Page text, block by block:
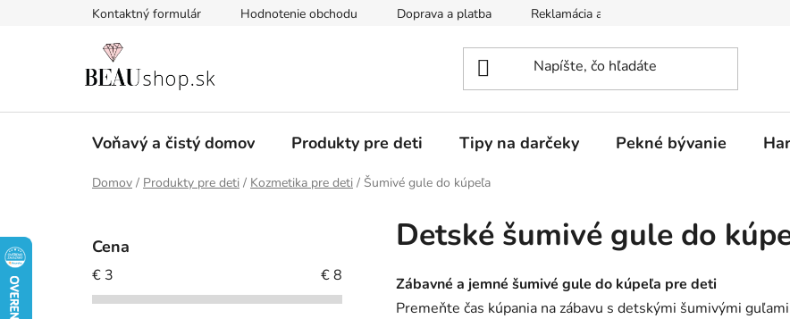
Kontaktný formulár Hodnotenie obchodu Doprava a platba Reklamácia a vrátenie tovaru
Voňavý a čistý domov Produkty pre deti Tipy na darčeky Pekné bývanie
Domov / Produkty pre deti / Kozmetika pre deti / Šumivé gule do kúpeľa
Cena
€ 3 €8
Detské šumivé gule do
Zábavné a jemné šumivé gule do kúpeľa pre deti
Premeňte čas kúpania na zábavu s detskými šumivými